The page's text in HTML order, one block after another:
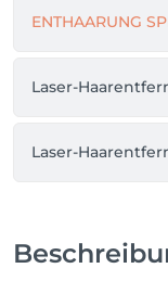
ENTHAARUNG
Laser-
Laser-